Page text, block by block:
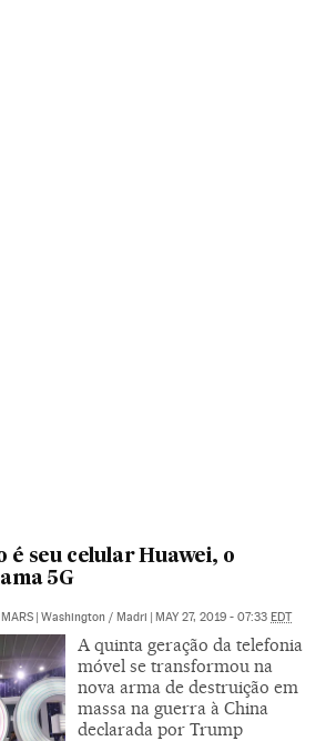
é seu celular Huawei, o
5G
| Washington / Madri | MAY 27, 2019 - 07:33 EDT
A quinta geração da telefonia
móvel se transformou na
nova arma de destruição em
massa na guerra à China
declarada por Trump